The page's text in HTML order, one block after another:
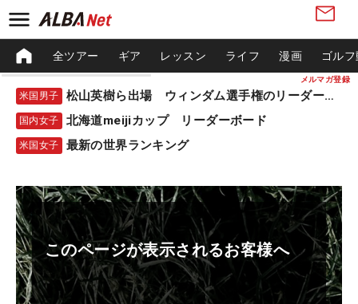
メルマガ登録
全ツアー ギア レッスン ライフ 漫画 ゴル
米国男子 松山英樹ら出場 ウィンダム選手権のリーダーボード
国内女子 北海道meijiカップ リーダーボード
米国女子 最新の世界ランキング
このページが表示されるお客様へ